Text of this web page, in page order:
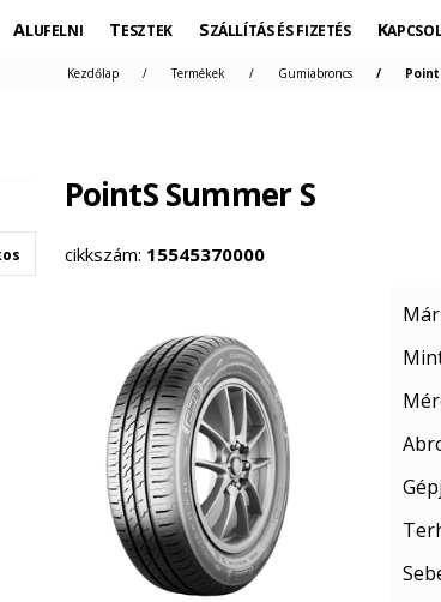
ALUFELNI TESZTEK SZÁLLÍTÁS ÉS FIZETÉS
Kezdőlap Termékek Gumiabroncs
PointS Summer S
cikkszám: 15545370000